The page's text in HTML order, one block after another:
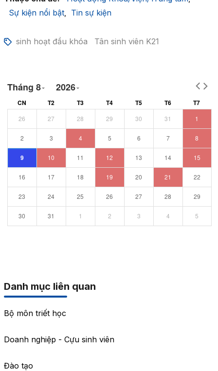
Sự kiện nổi bật, Tin sự kiện
sinh hoạt đầu khóa Tân sinh viên K21
Tháng 8 2026
CN T2 T3 T4 T5 T6 T7
26 27 28 29 30 31 1
2 3 4 5 6 7 8
9 10 11 12 13 14 15
16 17 18 19 20 21 22
23 24 25 26 27 28 29
30 31 1 2 3 4 5
Danh mục liên quan
Bộ môn triết học
Doanh nghiệp - Cựu sinh viên
Đào tạo